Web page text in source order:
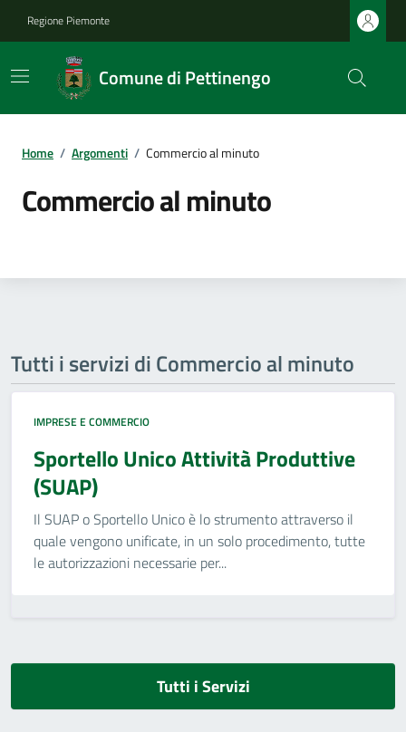
Regione Piemonte
Comune di Pettinengo
Home / Argomenti / Commercio al minuto
Commercio al minuto
Tutti i servizi di Commercio al minuto
IMPRESE E COMMERCIO
Sportello Unico Attività Produttive
(SUAP)
Il SUAP o Sportello Unico è lo strumento attraverso il
quale vengono unificate, in un solo procedimento, tutte
le autorizzazioni necessarie per...
Tutti i Servizi